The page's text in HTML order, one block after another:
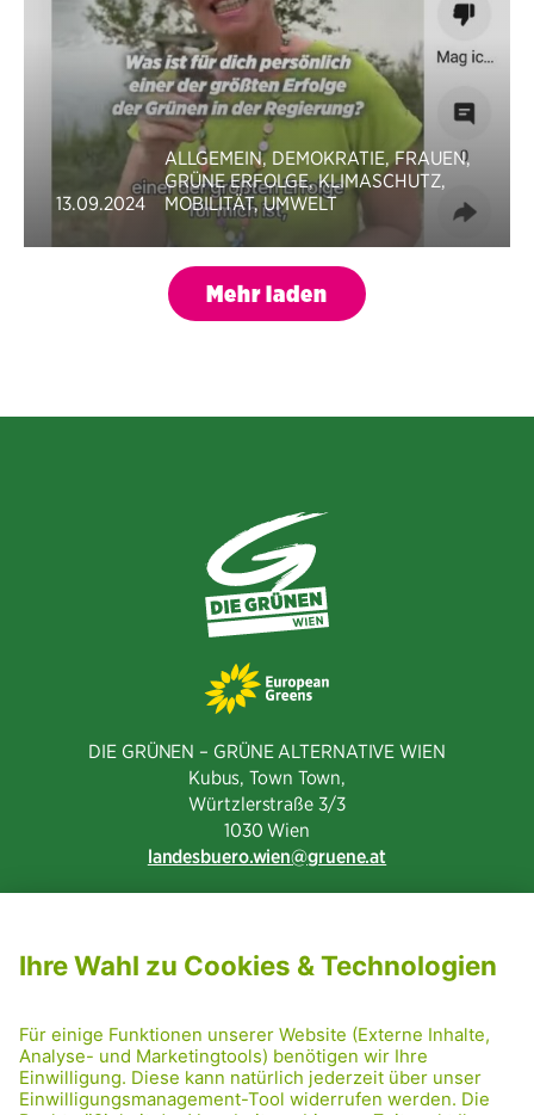
13.09.2024
ALLGEMEIN, DEMOKRATIE,FRAUEN,
GRÜNE ERFOLGE,KLIMASCHUTZ,
MOBILITÄT,UMWELT
Mehr laden
DIE GRÜNEN – GRÜNE ALTERNATIVE WIEN
Kubus, Town Town,
Würtzlerstraße 3/3​
1030 Wien
landesbuero.wien
gruene.at
PRESSE
GRÜNE RADRETTUNG
FRIDAY NIGHTSKATING